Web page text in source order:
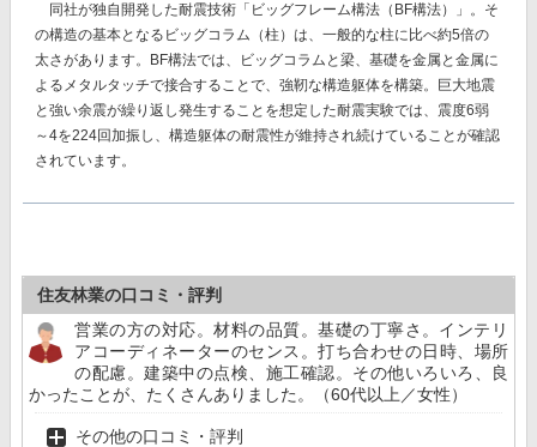
同社が独自開発した耐震技術 「ビッグフレーム構法（BF構法）」。 そ
の構造の基本となるビッグコラム（柱）は、一般的な柱に比べ約5倍の
太さがあります。BF構法では、ビッグコラムと梁、基礎を金属と金属に
よるメタルタッチで接合することで、強靭な構造躯体を構築。巨大地震
と強い余震が繰り返し発生することを想定した耐震実験では、 震度6弱
～4を224回加振し、構造躯体の耐震性が維持され続けていることが確認
されています。
住友林業の口コミ・評判
営業の方の対応。材料の品質。基礎の丁寧さ。インテリ
アコーディネーターのセンス。打ち合わせの日時、場所
の配慮。建築中の点検、施工確認。その他いろいろ、良
かったことが、たくさんありました。（60代以上／女性）
その他の口コミ・評判